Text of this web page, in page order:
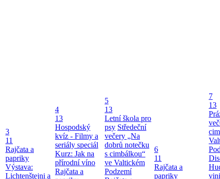
3
11
Rajčata a
papriky
Výstava:
Lichtenštejni a
4
13
Hospodský
kvíz - Filmy a
seriály speciál
Kurz: Jak na
přírodní víno
Rajčata a
5
13
Letní škola pro
psy Středeční
večery „Na
dobrů notečku
s cimbálkou“
ve Valtickém
Podzemí
6
11
Rajčata a
papriky
7
13